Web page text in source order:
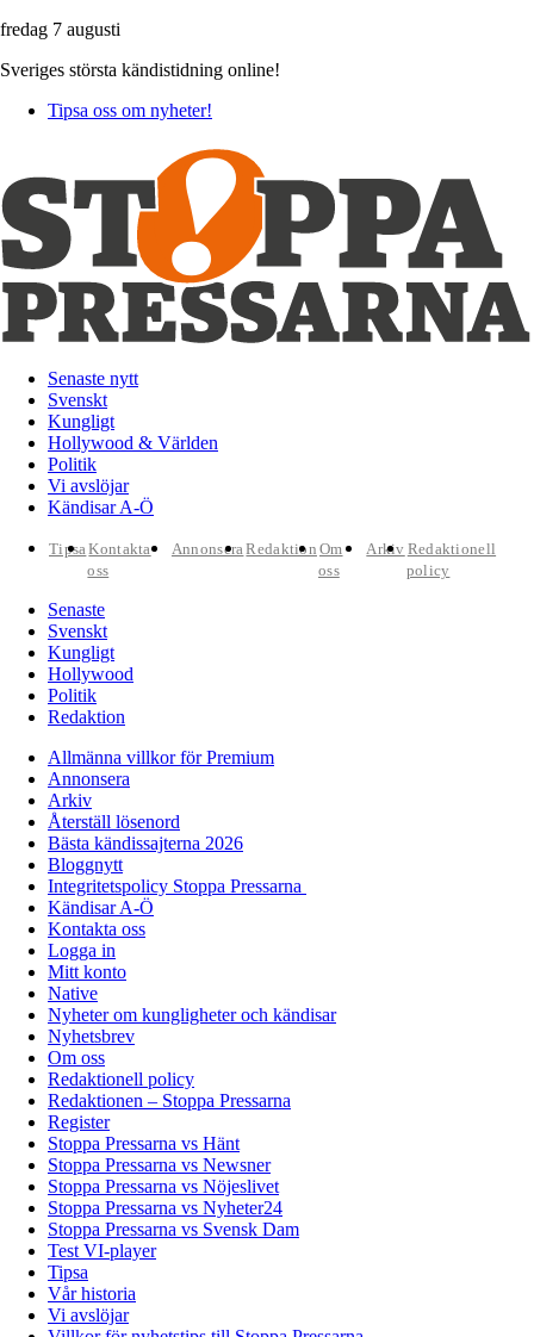
fredag 7 augusti
Sveriges största kändistidning online!
Tipsa oss om nyheter!
Senaste nytt
Svenskt
Kungligt
Hollywood & Världen
Politik
Vi avslöjar
Kändisar A-Ö
TipsaKontakta
oss
AnnonseraRedaktion Om
oss
Arkiv Redaktionell
policy
Senaste
Svenskt
Kungligt
Hollywood
Politik
Redaktion
Allmänna villkor för Premium
Annonsera
Arkiv
Återställ lösenord
Bästa kändissajterna 2026
Bloggnytt
Integritetspolicy Stoppa Pressarna
Kändisar A-Ö
Kontakta oss
Logga in
Mitt konto
Native
Nyheter om kungligheter och kändisar
Nyhetsbrev
Om oss
Redaktionell policy
Redaktionen – Stoppa Pressarna
Register
Stoppa Pressarna vs Hänt
Stoppa Pressarna vs Newsner
Stoppa Pressarna vs Nöjeslivet
Stoppa Pressarna vs Nyheter24
Stoppa Pressarna vs Svensk Dam
Test VI-player
Tipsa
Vår historia
Vi avslöjar